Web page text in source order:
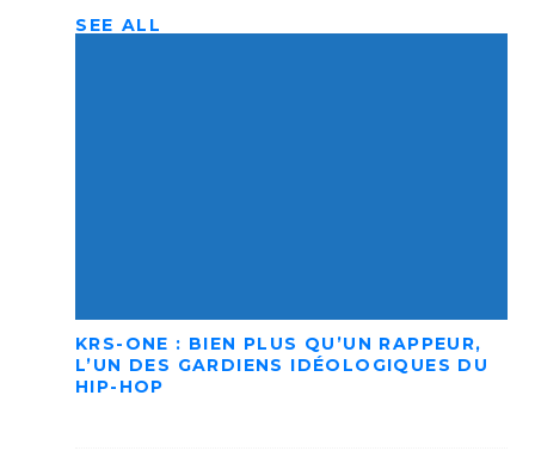
SEE ALL
KRS-ONE : BIEN PLUS QU’UN RAPPEUR,
L’UN DES GARDIENS IDÉOLOGIQUES DU
HIP-HOP